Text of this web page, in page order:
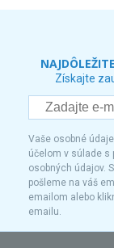
Získajte
Vaše osobné
účelom v súlade
osobných údajov.
pošleme na váš
emailom alebo
emailu.